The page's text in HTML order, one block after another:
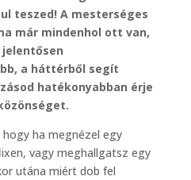
teszed! A mesterséges
már mindenhol ott van,
a háttérből segít
hatékonyabban érje
ha megnézel egy
vagy meghallgatsz egy
utána miért dob fel